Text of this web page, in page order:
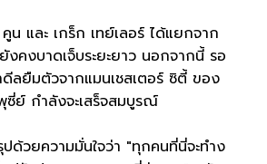
และ เกร็ก เทย์เลอร์ ได้แยกจาก
คงบาดเจ็บระยะยาว นอกจากนี้ รอ
ลยืมตัวจากแมนเชสเตอร์ ซิตี้ ของ
ย์ กำลังจะเสร็จสมบูรณ์
ด้วยความมั่นใจว่า "ทุกคนที่นี่จะทำง